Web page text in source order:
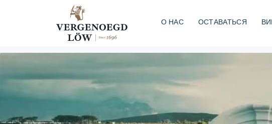
О НАС ОСТАВАТЬСЯ